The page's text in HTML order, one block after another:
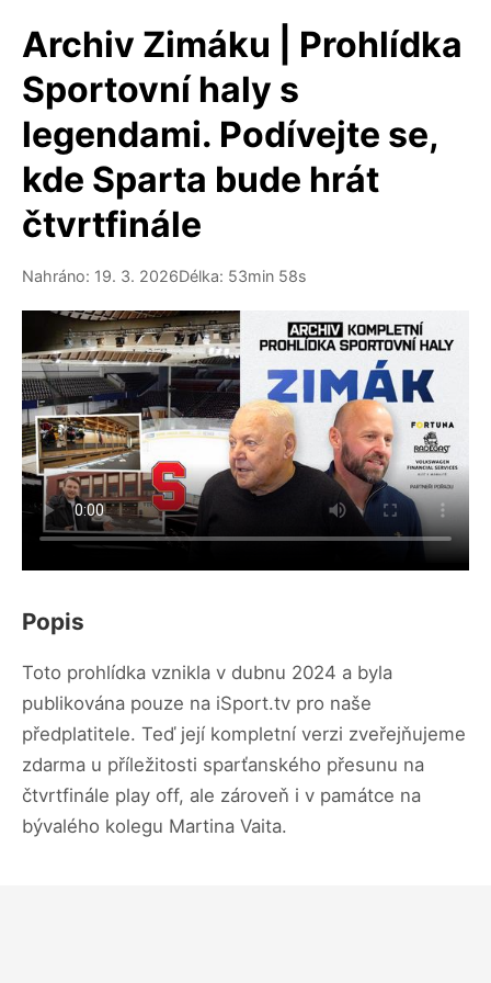
Archiv Zimáku | Prohlídka
Sportovní haly s
legendami. Podívejte se,
kde Sparta bude hrát
čtvrtfinále
Nahráno: 19. 3. 2026Délka: 53min 58s
Popis
Toto prohlídka vznikla v dubnu 2024 a byla
publikována pouze na iSport.tv pro naše
předplatitele. Teď její kompletní verzi zveřejňujeme
zdarma u příležitosti sparťanského přesunu na
čtvrtfinále play off, ale zároveň i v památce na
bývalého kolegu Martina Vaita.